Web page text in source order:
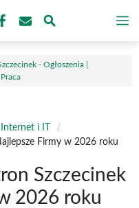
- Ogłoszenia |
i IT
/
Firmy w 2026 roku
Szczecinek
2026 roku